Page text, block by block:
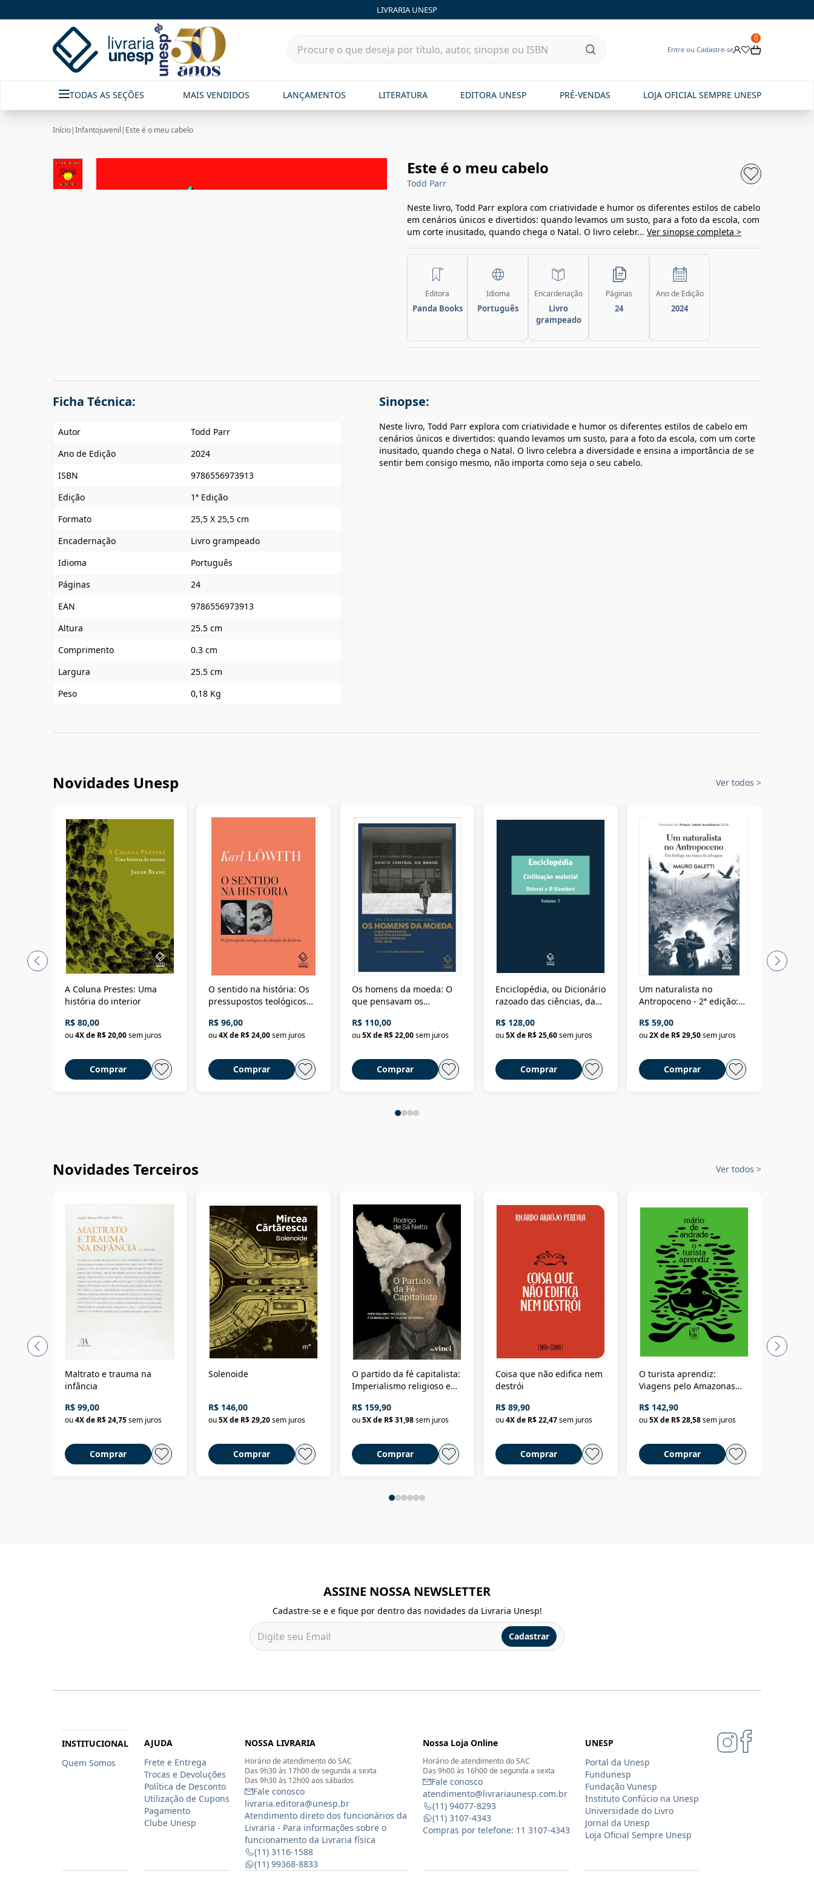
LIVRARIA UNESP
Entre ou Cadastre-se
0
TODAS AS SEÇÕES MAIS VENDIDOS LANÇAMENTOS LITERATURA EDITORA UNESP PRÉ-VENDAS LOJA OFICIAL SEMPRE UNESP
Início|Infantojuvenil | Este é o meu cabelo
Este é o meu cabelo
Todd Parr
Neste livro, Todd Parr explora com criatividade e humor os diferentes estilos de cabelo
em cenários únicos e divertidos: quando levamos um susto, para a foto da escola, com
um corte inusitado, quando chega o Natal. O livro celebr... Ver sinopse completa >
Editora
Panda Books
Idioma
Português
Encardenação
Livro
grampeado
Páginas
24
Ano de Edição
2024
Ficha Técnica:
Autor
Todd Parr
Ano de Edição
2024
ISBN
9786556973913
Edição
1ª Edição
Formato
25,5 X 25,5 cm
Encadernação
Livro grampeado
Idioma
Português
Páginas
24
EAN
9786556973913
Altura
25.5 cm
Comprimento
0.3 cm
Largura
25.5 cm
Peso
0,18 Kg
Sinopse:
Neste livro, Todd Parr explora com criatividade e humor os diferentes estilos de cabelo em
cenários únicos e divertidos: quando levamos um susto, para a foto da escola, com um corte
inusitado, quando chega o Natal. O livro celebra a diversidade e ensina a importância de se
sentir bem consigo mesmo, não importa como seja o seu cabelo.
Novidades Unesp Ver todos >
A Coluna Prestes: Uma
história do interior
R$ 80,00
ou4X de R$ 20,00sem juros
Comprar
O sentido na história: Os
pressupostos teológicos
R$ 96,00
ou4X de R$ 24,00sem juros
Comprar
Os homens da moeda: O
que pensavam os
Nova República (1985-
2018)
R$ 110,00
ou5X de R$ 22,00sem juros
Comprar
Enciclopédia, ou Dicionário
razoado das ciências, das
Civilização material
R$ 128,00
ou5X de R$ 25,60sem juros
Comprar
Um naturalista no
Antropoceno - 2ª edição:
selvagem
R$ 59,00
ou2X de R$ 29,50sem juros
Comprar
Novidades Terceiros Ver todos >
Maltrato e trauma na
infância
R$ 99,00
ou4X de R$ 24,75sem juros
Comprar
Solenoide
R$ 146,00
ou5X de R$ 29,20sem juros
Comprar
O partido da fé capitalista:
Imperialismo religioso e
Brasil
R$ 159,90
ou5X de R$ 31,98sem juros
Comprar
Coisa que não edifica nem
destrói
R$ 89,90
ou4X de R$ 22,47sem juros
Comprar
O turista aprendiz:
Viagens pelo Amazonas
até a Bolívia e por Marajó
até dizer chega
R$ 142,90
ou5X de R$ 28,58sem juros
Comprar
ASSINE NOSSA NEWSLETTER
Cadastre-se e e fique por dentro das novidades da Livraria Unesp!
Cadastrar
INSTITUCIONAL
Quem Somos
AJUDA
Frete e Entrega
Trocas e Devoluções
Política de Desconto
Utilização de Cupons
Pagamento
Clube Unesp
NOSSA LIVRARIA
Horário de atendimento do SAC
Das 9h30 às 17h00 de segunda a sexta
Das 9h30 às 12h00 aos sábados
Fale conosco
livraria.editora@unesp.br
Atendimento direto dos funcionários da
Livraria - Para informações sobre o
funcionamento da Livraria física
(11) 3116-1588
(11) 99368-8833
Nossa Loja Online
Horário de atendimento do SAC
Das 9h00 às 16h00 de segunda a sexta
Fale conosco
atendimento@livrariaunesp.com.br
(11) 94077-8293
(11) 3107-4343
Compras por telefone: 11 3107-4343
UNESP
Portal da Unesp
Fundunesp
Fundação Vunesp
Instituto Confúcio na Unesp
Universidade do Livro
Jornal da Unesp
Loja Oficial Sempre Unesp